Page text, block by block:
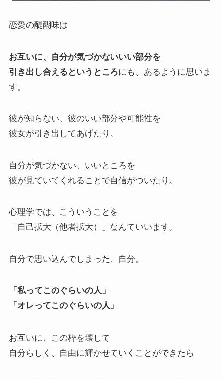
恋愛の醍醐味は
お互いに、自分が気づかないいい部分を
引き出し合えるというところにも、あるように思いま
す。
彼が知らない、彼のいい部分や可能性を
彼女が引き出してあげたり。
自分が気づかない、いいところを
彼が見ていてくれることで自信がついたり。
心理学では、こういうことを
「自己拡大（他者拡大）」なんていいます。
自分で思い込んでしまった、自分。
「私ってこのぐらいの人」
「オレってこのぐらいの人」
お互いに、この枠を壊して
自分らしく、自由に輝かせていくことができたら